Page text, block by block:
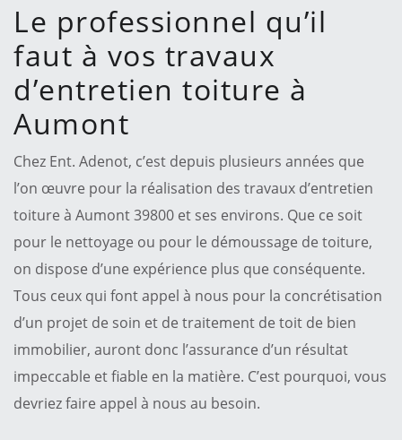
Le professionnel qu’il
faut à vos travaux
d’entretien toiture à
Aumont
Chez Ent. Adenot, c’est depuis plusieurs années que
l’on œuvre pour la réalisation des travaux d’entretien
toiture à Aumont 39800 et ses environs. Que ce soit
pour le nettoyage ou pour le démoussage de toiture,
on dispose d’une expérience plus que conséquente.
Tous ceux qui font appel à nous pour la concrétisation
d’un projet de soin et de traitement de toit de bien
immobilier, auront donc l’assurance d’un résultat
impeccable et fiable en la matière. C’est pourquoi, vous
devriez faire appel à nous au besoin.